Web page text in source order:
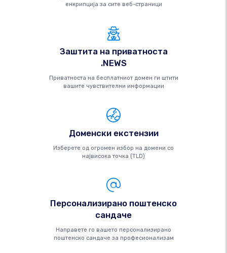
енкрипција за сите веб-страници
Заштита на приватноста
.NEWS
Приватноста на бесплатниот домен ги штити
вашите чувствителни информации
Доменски екстензии
Изберете од огромен избор на домени со
највисока точка (TLD)
Персонализирано поштенско
сандаче
Направете го вашето персонализирано
поштенско сандаче за професионализам